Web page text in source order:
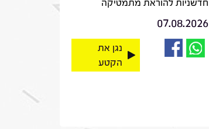
חדשניות להוראת מתמטיקה
07.08.2026
נגן את
הקטע